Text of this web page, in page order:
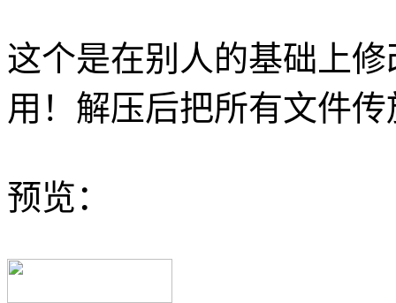
这个是在别人的基础上
用！解压后把所有文件
预览：